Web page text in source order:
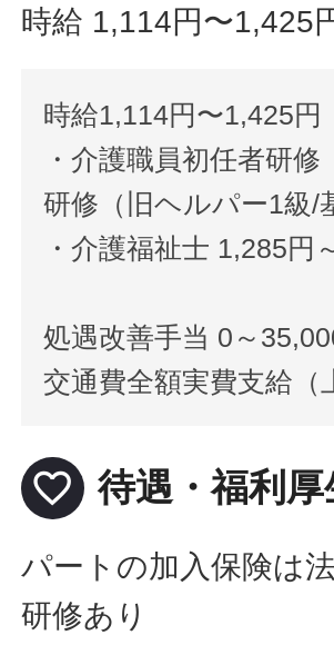
時給 1,114円〜1,425
時給1,114円〜1,425円
・介護職員初任者研
研修（旧ヘルパー1級/
・介護福祉士 1,285円
処遇改善手当 0～
交通費全額実費支給（
favorite_border 待遇・福利厚
パートの加入保険は
研修あり